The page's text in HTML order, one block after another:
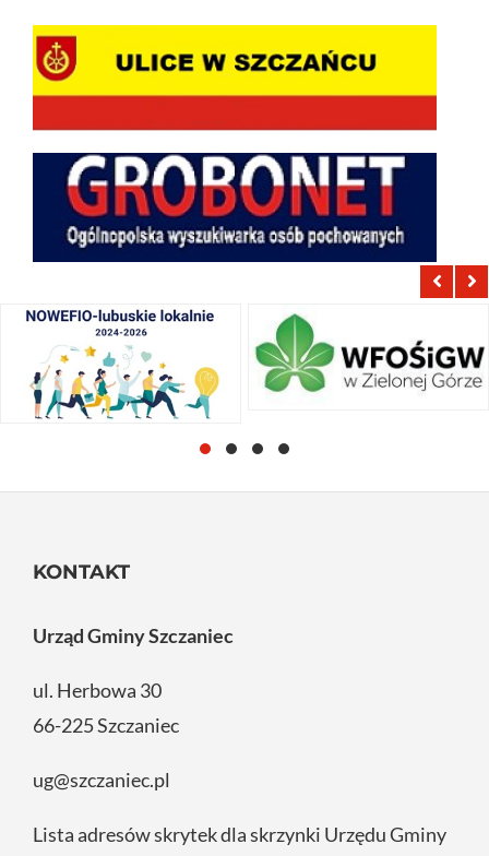
KONTAKT
Urząd Gminy Szczaniec
ul. Herbowa 30
66-225 Szczaniec
ug@szczaniec.pl
Lista adresów skrytek dla skrzynki Urzędu Gminy